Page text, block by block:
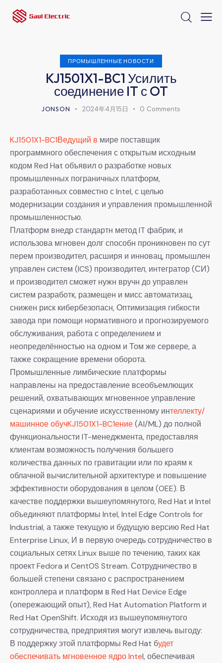
ПРОМЫШЛЕННЫЕ НОВОСТИ
KJ1501X1-BC1 Усилить
соединение IT с OT
JONSON 2024年4月15日 0 Comments
KJ1501X1-BC1Ведущий в мире поставщик
программного обеспечения с открытым исходным
кодом Red Hat объявил о разработке новых
промышленных пограничных платформ,
разработанных совместно с Intel, с целью
модернизации создания и управления промышленной
промышленностью.
Платформ внедр стандартн метод IT фабрик, и
использова мгновен долг способн проникновен по сут
перем производител, расширя и инновац, промышлен
управлен систем (ICS) производител, интегратор (СИ)
и производител сможет нужн вручн до управлен
систем разработк, размещен и мисс автоматизац,
снижен риск кибербезопасн, Оптимизация гибкости
завода при помощи нормативного и прогнозируемого
обслуживания, работа с определением и
неопределённостью на одном и Том же сервере, а
также сокращение времени оборота.
Промышленные лимбические платформы
направлены на предоставление всеобъемлющих
решений, охватывающих мгновенное управление
сценариями и обучение искусственному интеллекту/
машинное обучKJ1501X1-BC1ение(AI/ML) до полной
функциональности IT-менеджмента, предоставляя
клиентам возможность получения большего
количества данных по гравитации или по краям к
облачной вычислительной архитектуре и повышение
эффективности оборудования в целом (OEE). В
качестве поддержки вышеупомянутого, Red Hat и Intel
объединяют платформы Intel, Intel Edge Controls for
Industrial, а также текущую и будущую версию Red Hat
Enterprise Linux, И в первую очередь сотрудничество в
социальных сетях Linux выше по течению, таких как
проект Fedora и CentOS Stream. Сотрудничество в
большей степени связано с распространением
контроллера и платформ в Red Hat Device Edge
(опережающий опыт), Red Hat Automation Platform и
Red Hat OpenShift. Исходя из вышеупомянутого
сотрудничества, предприятия могут извлечь выгоду:
В поддержку этой платформы Red Hat будет
обеспечивать мгновенное ядро Intel, обеспечивая